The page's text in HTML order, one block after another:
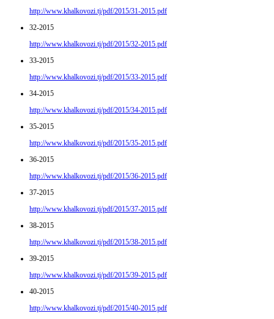
http://www.khalkovozi.tj/pdf/2015/31-2015.pdf
32-2015
http://www.khalkovozi.tj/pdf/2015/32-2015.pdf
33-2015
http://www.khalkovozi.tj/pdf/2015/33-2015.pdf
34-2015
http://www.khalkovozi.tj/pdf/2015/34-2015.pdf
35-2015
http://www.khalkovozi.tj/pdf/2015/35-2015.pdf
36-2015
http://www.khalkovozi.tj/pdf/2015/36-2015.pdf
37-2015
http://www.khalkovozi.tj/pdf/2015/37-2015.pdf
38-2015
http://www.khalkovozi.tj/pdf/2015/38-2015.pdf
39-2015
http://www.khalkovozi.tj/pdf/2015/39-2015.pdf
40-2015
http://www.khalkovozi.tj/pdf/2015/40-2015.pdf